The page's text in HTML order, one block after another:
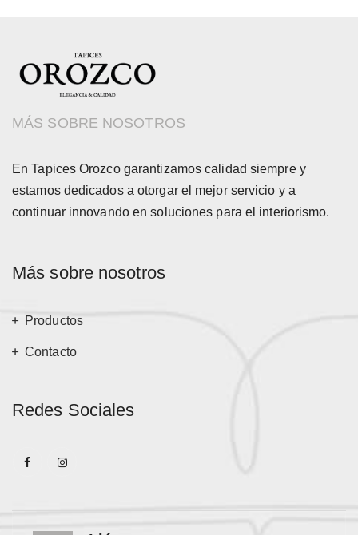
MÁS SOBRE NOSOTROS
En Tapices Orozco garantizamos calidad siempre y
estamos dedicados a otorgar el mejor servicio y a
continuar innovando en soluciones para el interiorismo.
Más sobre nosotros
Productos
Contacto
Redes Sociales